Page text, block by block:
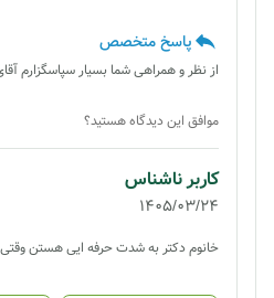
پاسخ متخصص
از نظر و همراهی شما بسیار سپاسگزارم
موافق این دیدگاه هستید؟
کاربر ناشناس
1405/03/24
خانوم دکتر به شدت حرفه ایی هستن